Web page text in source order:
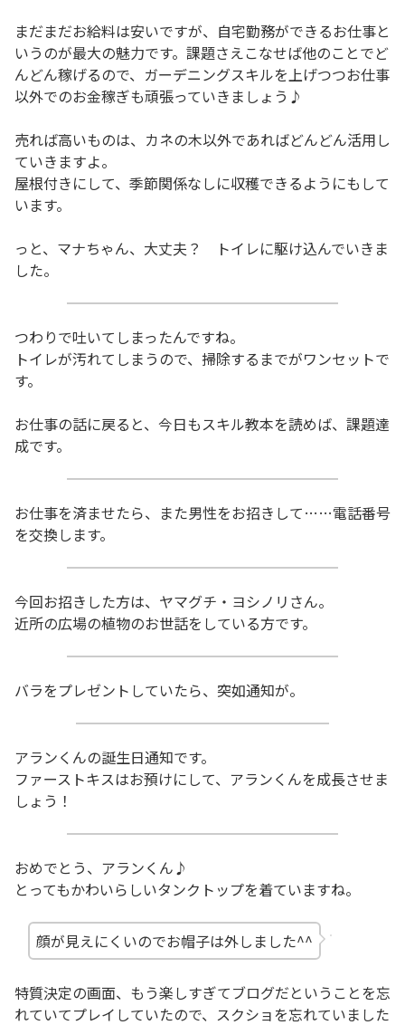
まだまだお給料は安いですが、自宅勤務ができるお仕事と
いうのが最大の魅力です。課題さえこなせば他のことでど
んどん稼げるので、ガーデニングスキルを上げつつお仕事
以外でのお金稼ぎも頑張っていきましょう♪
売れば高いものは、カネの木以外であればどんどん活用し
ていきますよ。
屋根付きにして、季節関係なしに収穫できるようにもして
います。
っと、マナちゃん、大丈夫？ トイレに駆け込んでいきま
した。
つわりで吐いてしまったんですね。
トイレが汚れてしまうので、掃除するまでがワンセットで
す。
お仕事の話に戻ると、今日もスキル教本を読めば、課題達
成です。
お仕事を済ませたら、また男性をお招きして……電話番号
を交換します。
今回お招きした方は、ヤマグチ・ヨシノリさん。
近所の広場の植物のお世話をしている方です。
バラをプレゼントしていたら、突如通知が。
アランくんの誕生日通知です。
ファーストキスはお預けにして、アランくんを成長させま
しょう！
おめでとう、アランくん♪
とってもかわいらしいタンクトップを着ていますね。
顔が見えにくいのでお帽子は外しました^^
特質決定の画面、もう楽しすぎてブログだということを忘
れていてプレイしていたので、スクショを忘れていました